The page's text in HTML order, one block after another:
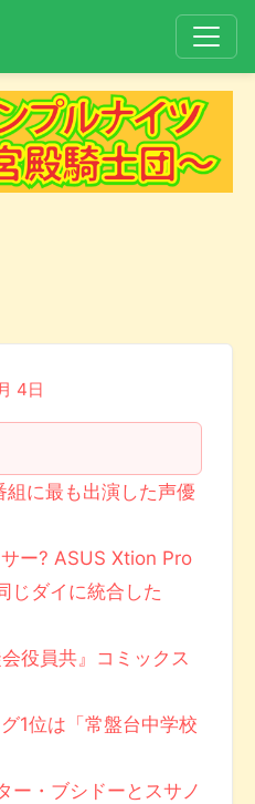
4日
に最も出演した声優
ー? ASUS Xtion Pro
じダイに統合した
役員共』コミックス
1位は「常盤台中学校
ー・ブシドーとスサノ